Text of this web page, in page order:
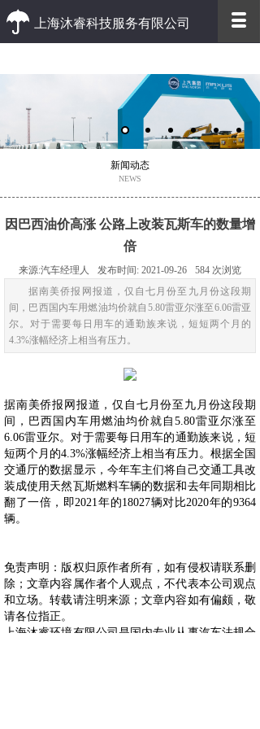
上海沐睿科技服务有限公司
优质的客户服务 高效的办事效率
新闻动态
NEWS
因巴西油价高涨 公路上改装瓦斯车的数量增
倍
来源:汽车经理人 发布时间: 2021-09-26 584 次浏览
据南美侨报网报道，仅自七月份至九月份这段期
间，巴西国内车用燃油均价就自5.80雷亚尔涨至6.06雷亚
尔。对于需要每日用车的通勤族来说，短短两个月的
4.3%涨幅经济上相当有压力。
据南美侨报网报道，仅自七月份至九月份这段期
间，巴西国内车用燃油均价就自5.80雷亚尔涨至
6.06雷亚尔。对于需要每日用车的通勤族来说，短
短两个月的4.3%涨幅经济上相当有压力。根据全国
交通厅的数据显示，今年车主们将自己交通工具改
装成使用天然瓦斯燃料车辆的数据和去年同期相比
翻了一倍，即2021年的18027辆对比2020年的9364
辆。
免责声明：版权归原作者所有，如有侵权请联系删
除；文章内容属作者个人观点，不代表本公司观点
和立场。转载请注明来源；文章内容如有偏颇，敬
请各位指正。
上海沐睿环境有限公司是国内专业从事汽车法规合